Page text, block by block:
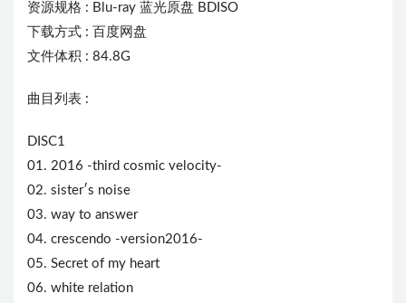
资源规格 : Blu-ray 蓝光原盘 BDISO
下载方式 : 百度网盘
文件体积 : 84.8G
曲目列表 :
DISC1
01. 2016 -third cosmic velocity-
02. sister′s noise
03. way to answer
04. crescendo -version2016-
05. Secret of my heart
06. white relation